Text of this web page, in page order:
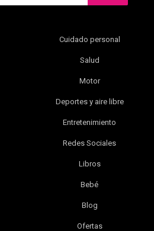
Cuidado personal
Salud
Motor
Deportes y aire libre
Entretenimiento
Redes Sociales
Libros
Bebé
Blog
Ofertas